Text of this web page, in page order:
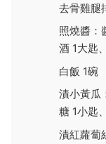
去骨雞腿
照燒醬：
酒 1大匙
白飯 1碗
漬小黃瓜
糖 1小匙
漬紅蘿蔔